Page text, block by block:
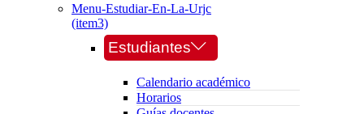
Menu-Estudiar-En-La-Urjc
(item3)
Estudiantes
Calendario académico
Horarios